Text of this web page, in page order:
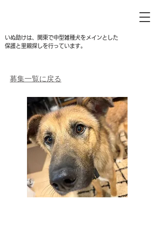
いぬ助けは、関東で中型雑種犬をメインとした
保護と里親探しを行っています。
募集一覧に戻る